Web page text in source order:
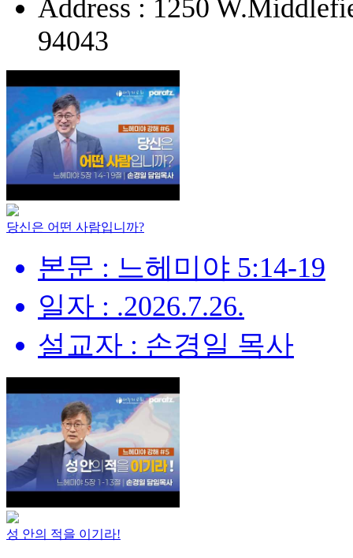
Address : 1250
94043
당신은 어떤 사람입니까?
본문 : 느헤미야 5:14-19
일자 : .2026.7.26.
설교자 : 손경일 목사
성 안의 적을 이기라!